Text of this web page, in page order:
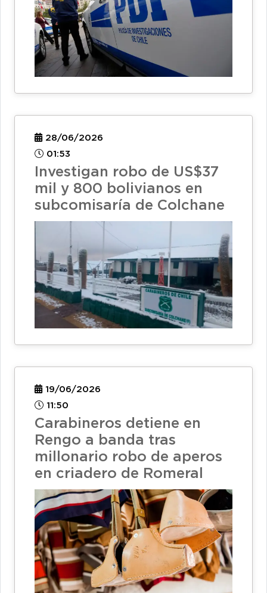
28/06/2026
01:53
Investigan robo de US$37
mil y 800 bolivianos en
subcomisaría de Colchane
19/06/2026
11:50
Carabineros detiene en
Rengo a banda tras
millonario robo de aperos
en criadero de Romeral